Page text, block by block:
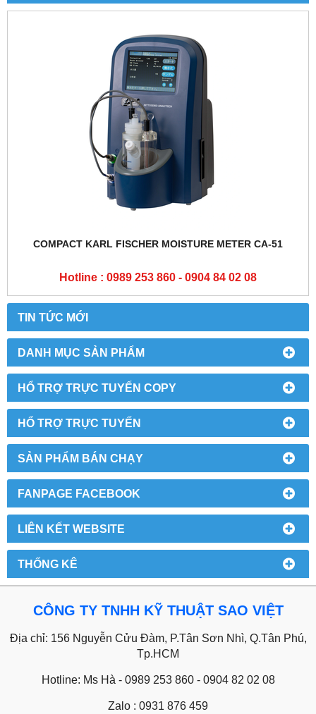
DANH MỤC SẢN PHẨM
HỔ TRỢ TRỰC TUYẾN COPY
HỔ TRỢ TRỰC TUYẾN
SẢN PHẨM BÁN CHẠY
FANPAGE FACEBOOK
LIÊN KẾT WEBSITE
THỐNG KÊ
COMPACT KARL FISCHER MOISTURE METER CA-51
Hotline : 0989 253 860 - 0904 84 02 08
TIN TỨC MỚI
CÔNG TY TNHH KỸ THUẬT SAO VIỆT
Địa chỉ: 156 Nguyễn Cửu Đàm, P.Tân Sơn Nhì, Q.Tân Phú,
Tp.HCM
Hotline: Ms Hà - 0989 253 860 - 0904 82 02 08
Zalo : 0931 876 459